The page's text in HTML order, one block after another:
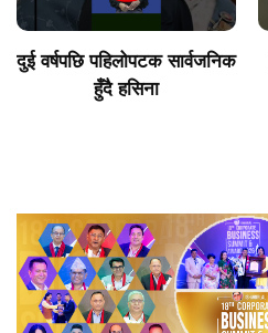
दुई वर्षपछि पहिलोपटक सार्वजनिक
हुँदै हसिना